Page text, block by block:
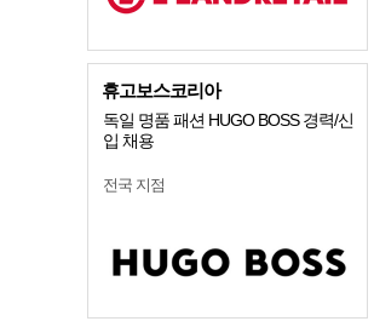
휴고보스코리아
독일 명품 패션 HUGO BOSS 경력/신
입 채용
전국 지점